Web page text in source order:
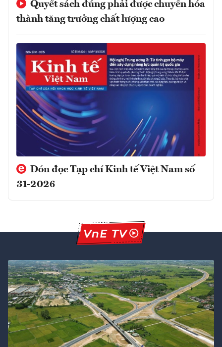
Quyết sách đúng phải được chuyển hóa
thành tăng trưởng chất lượng cao
Đón đọc Tạp chí Kinh tế Việt Nam số
31-2026